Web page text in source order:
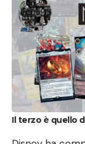
Il terzo è quello